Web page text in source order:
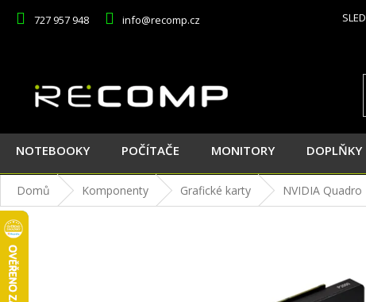
727 957 948 info@recomp.cz
NOTEBOOKY POČÍTAČE MONITORY DOPLŇKY
Domů Komponenty Grafické karty NVIDIA Quadro